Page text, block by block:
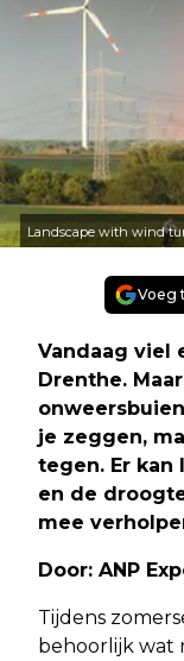
Landscape with wind
Voeg
Vandaag viel
Drenthe.
je zeggen,
tegen. Er kan
en de
mee
Door: ANP
Tijdens
behoorlijk wat